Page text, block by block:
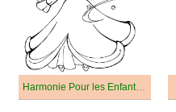
Harmonie Pour les Enfants de 1 An